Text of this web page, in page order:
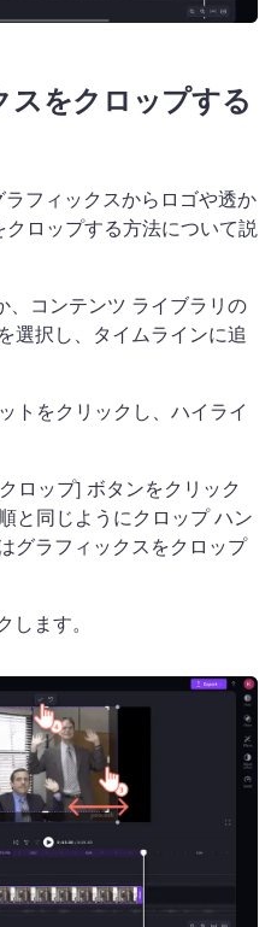
スをクロップする
ラフィックスからロゴや透か
ロップする方法について説
、コンテンツ ライブラリの
選択し、タイムラインに追
トをクリックし、ハイライ
ロップ] ボタンをクリック
と同じようにクロップ ハン
グラフィックスをクロップ
します。